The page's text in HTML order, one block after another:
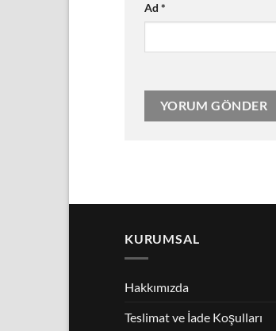
Ad *
KURUMSAL
Hakkımızda
Teslimat ve İade Koşulları